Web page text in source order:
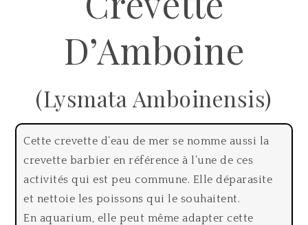
D’Amboine
(Lysmata Amboinensis)
Cette crevette d’eau de mer se nomme aussi la
crevette barbier en référence à l’une de ces
activités qui est peu commune. Elle déparasite
et nettoie les poissons qui le souhaitent.
En aquarium, elle peut même adapter cette